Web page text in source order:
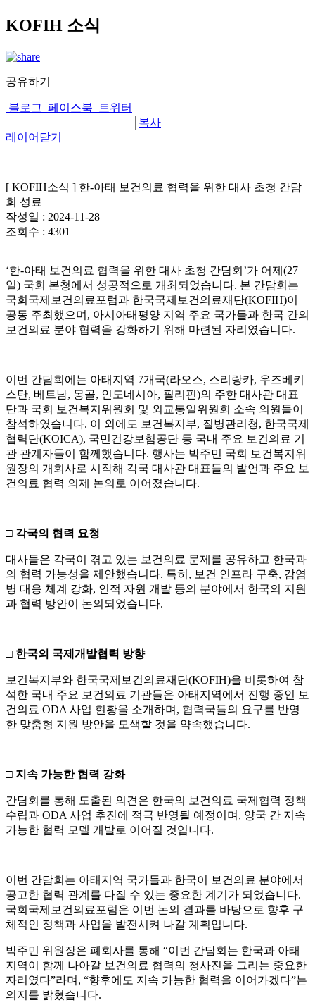
KOFIH 소식
공유하기
블로그 페이스북
트위터
복사
레이어닫기
[ KOFIH소식 ] 한-아태 보건의료 협력을 위한 대사 초청 간담
회 성료
작성일 : 2024-11-28
조회수 : 4301
‘한-아태 보건의료 협력을 위한 대사 초청 간담회’가 어제(27
일) 국회 본청에서 성공적으로 개최되었습니다. 본 간담회는
국회국제보건의료포럼과 한국국제보건의료재단(KOFIH)이
공동 주최했으며, 아시아태평양 지역 주요 국가들과 한국 간의
보건의료 분야 협력을 강화하기 위해 마련된 자리였습니다.
이번 간담회에는 아태지역 7개국(라오스, 스리랑카, 우즈베키
스탄, 베트남, 몽골, 인도네시아, 필리핀)의 주한 대사관 대표
단과 국회 보건복지위원회 및 외교통일위원회 소속 의원들이
참석하였습니다. 이 외에도 보건복지부, 질병관리청, 한국국제
협력단(KOICA), 국민건강보험공단 등 국내 주요 보건의료 기
관 관계자들이 함께했습니다. 행사는 박주민 국회 보건복지위
원장의 개회사로 시작해 각국 대사관 대표들의 발언과 주요 보
건의료 협력 의제 논의로 이어졌습니다.
□ 각국의 협력 요청
대사들은 각국이 겪고 있는 보건의료 문제를 공유하고 한국과
의 협력 가능성을 제안했습니다. 특히, 보건 인프라 구축, 감염
병 대응 체계 강화, 인적 자원 개발 등의 분야에서 한국의 지원
과 협력 방안이 논의되었습니다.
□ 한국의 국제개발협력 방향
보건복지부와 한국국제보건의료재단(KOFIH)을 비롯하여 참
석한 국내 주요 보건의료 기관들은 아태지역에서 진행 중인 보
건의료 ODA 사업 현황을 소개하며, 협력국들의 요구를 반영
한 맞춤형 지원 방안을 모색할 것을 약속했습니다.
□ 지속 가능한 협력 강화
간담회를 통해 도출된 의견은 한국의 보건의료 국제협력 정책
수립과 ODA 사업 추진에 적극 반영될 예정이며, 양국 간 지속
가능한 협력 모델 개발로 이어질 것입니다.
이번 간담회는 아태지역 국가들과 한국이 보건의료 분야에서
공고한 협력 관계를 다질 수 있는 중요한 계기가 되었습니다.
국회국제보건의료포럼은 이번 논의 결과를 바탕으로 향후 구
체적인 정책과 사업을 발전시켜 나갈 계획입니다.
박주민 위원장은 폐회사를 통해 “이번 간담회는 한국과 아태
지역이 함께 나아갈 보건의료 협력의 청사진을 그리는 중요한
자리였다”라며, “향후에도 지속 가능한 협력을 이어가겠다”는
의지를 밝혔습니다.